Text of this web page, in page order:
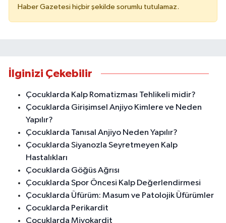
Haber Gazetesi hiçbir şekilde sorumlu tutulamaz.
İlginizi Çekebilir
Çocuklarda Kalp Romatizması Tehlikeli midir?
Çocuklarda Girişimsel Anjiyo Kimlere ve Neden
Yapılır?
Çocuklarda Tanısal Anjiyo Neden Yapılır?
Çocuklarda Siyanozla Seyretmeyen Kalp
Hastalıkları
Çocuklarda Göğüs Ağrısı
Çocuklarda Spor Öncesi Kalp Değerlendirmesi
Çocuklarda Üfürüm: Masum ve Patolojik Üfürümler
Çocuklarda Perikardit
Çocuklarda Miyokardit